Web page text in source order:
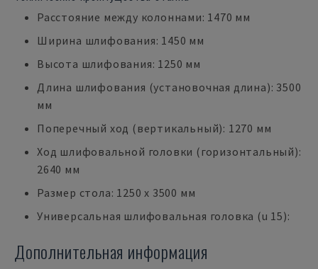
Расстояние между колоннами: 1470 мм
Ширина шлифования: 1450 мм
Высота шлифования: 1250 мм
Длина шлифования (установочная длина): 3500
мм
Поперечный ход (вертикальный): 1270 мм
Ход шлифовальной головки (горизонтальный):
2640 мм
Размер стола: 1250 x 3500 мм
Универсальная шлифовальная головка (u 15):
Дополнительная информация